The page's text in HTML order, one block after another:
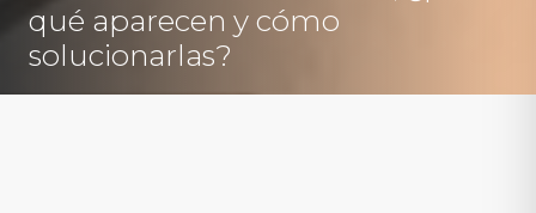
qué aparecen y cómo
solucionarlas?